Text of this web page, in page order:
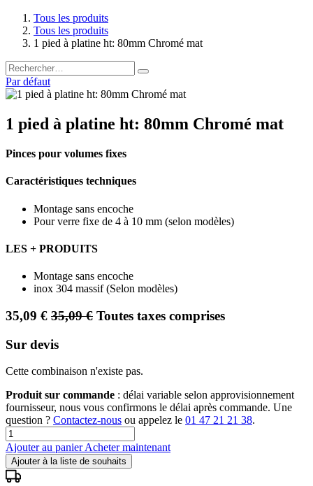
Tous les produits
Tous les produits
1 pied à platine ht: 80mm Chromé mat
Par défaut
1 pied à platine ht: 80mm Chromé mat
Pinces pour volumes fixes
Caractéristiques techniques
Montage sans encoche
Pour verre fixe de 4 à 10 mm (selon modèles)
LES + PRODUITS
Montage sans encoche
inox 304 massif (Selon modèles)
35,09 € 35,09€ Toutes taxes comprises
Sur devis
Cette combinaison n'existe pas.
Produit sur commande : délai variable selon approvisionnement
fournisseur, nous vous confirmons le délai après commande. Une
question ? Contactez-nous ou appelez le 01 47 21 21 38.
Ajouter au panierAcheter maintenant
Ajouter à la liste de souhaits